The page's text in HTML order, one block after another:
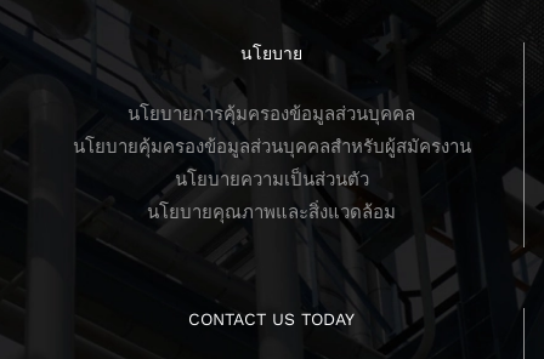
นโยบาย
นโยบายการคุ้มครองข้อมูลส่วนบุคคล
นโยบายคุ้มครองข้อมูลส่วนบุคคลสำหรับผู้สมัครงาน
นโยบายความเป็นส่วนตัว
นโยบายคุณภาพและสิ่งแวดล้อม
CONTACT US TODAY